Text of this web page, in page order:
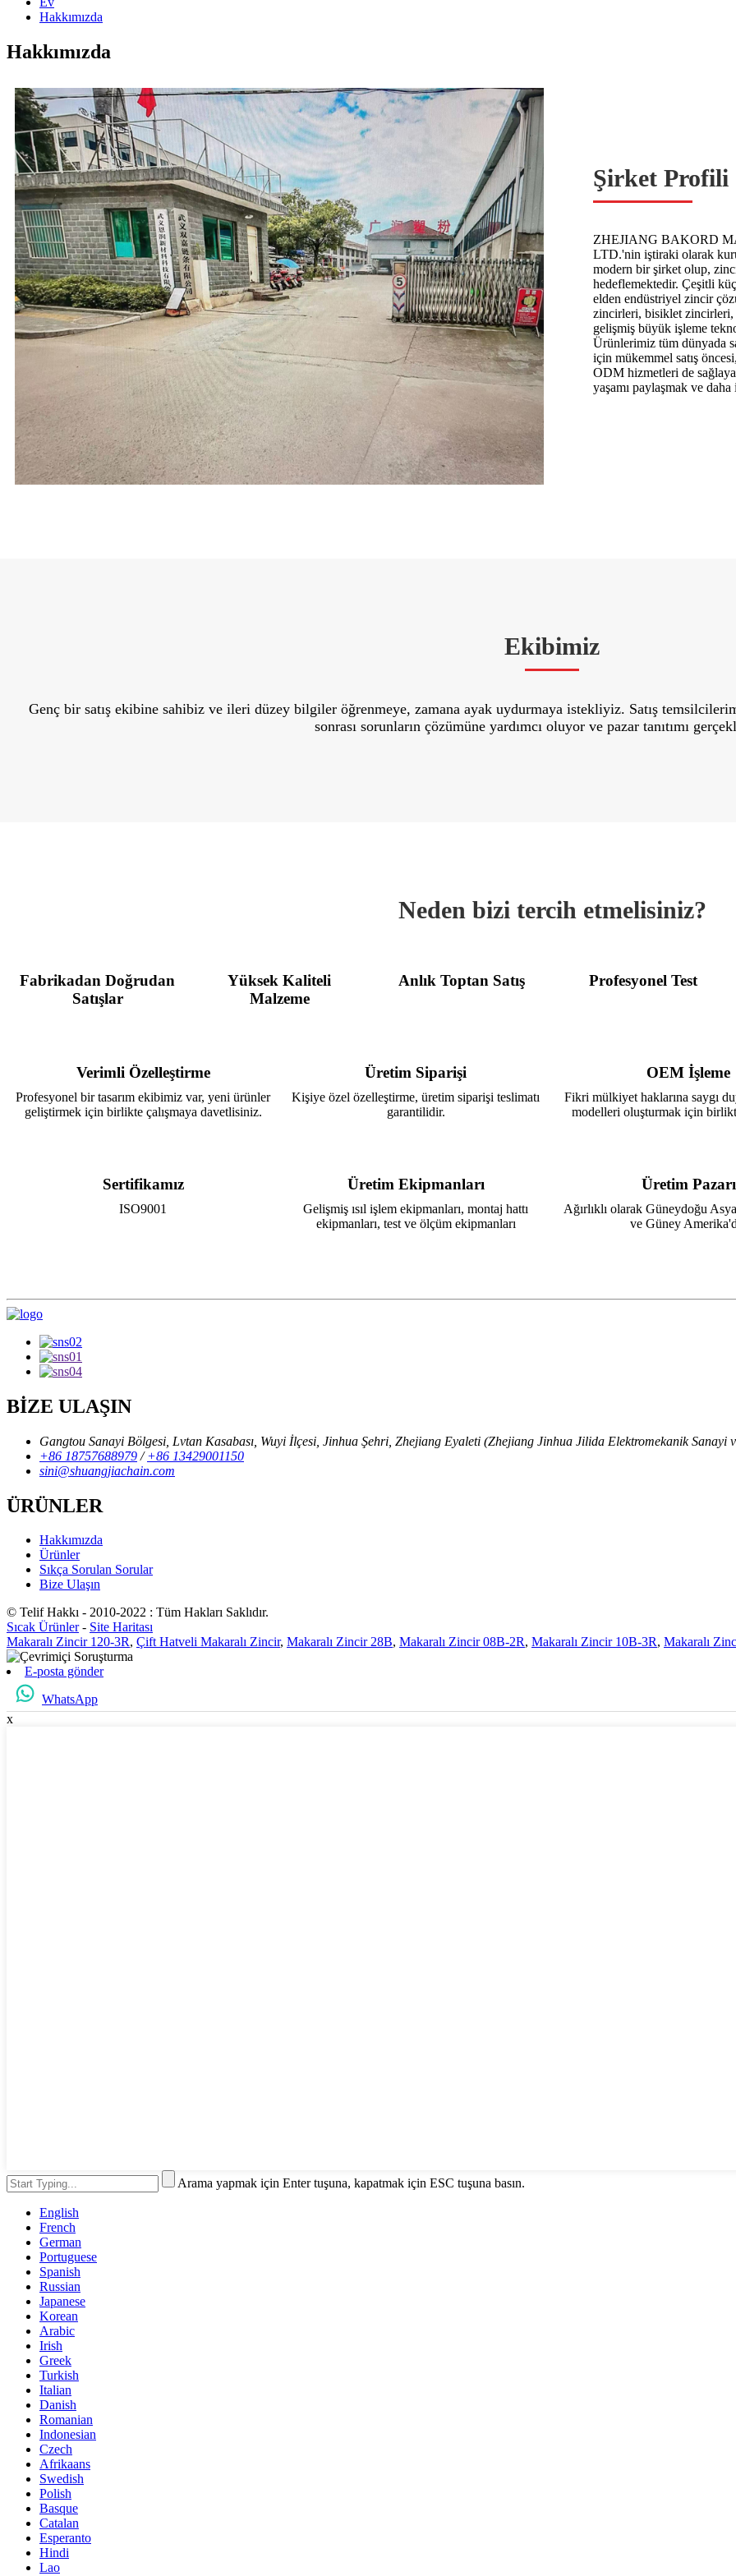
Hakkımızda
Hakkımızda
Şirket Profili
ZHEJIANG BAKORD
LTD.'nin iştiraki olarak
modern bir şirket olup,
hedeflemektedir. Çeşitli
elden endüstriyel zincir
zincirleri, bisiklet zincirleri,
gelişmiş büyük işleme
Ürünlerimiz tüm dünyada
için mükemmel satış
ODM hizmetleri de
yaşamı paylaşmak ve
Ekibimiz
Genç bir satış ekibine sahibiz ve ileri düzey bilgiler öğrenmeye, zamana ayak uydurmaya istekliyiz. Satış
sonrası sorunların çözümüne yardımcı oluyor ve pazar tanıtımı
Neden bizi tercih etmelisiniz?
Fabrikadan Doğrudan
Satışlar
Yüksek Kaliteli
Malzeme
Anlık Toptan Satış Profesyonel Test
Verimli Özelleştirme
Profesyonel bir tasarım ekibimiz var, yeni ürünler
geliştirmek için birlikte çalışmaya davetlisiniz.
Üretim Siparişi
Kişiye özel özelleştirme, üretim siparişi teslimatı
garantilidir.
OEM İşleme
Fikri mülkiyet haklarına saygı
modelleri oluşturmak için
Sertifikamız
ISO9001
Üretim Ekipmanları
Gelişmiş ısıl işlem ekipmanları, montaj hattı
ekipmanları, test ve ölçüm ekipmanları
Üretim Pazarı
Ağırlıklı olarak Güneydoğu
ve Güney
BİZE ULAŞIN
Gangtou Sanayi Bölgesi, Lvtan Kasabası, Wuyi İlçesi, Jinhua Şehri, Zhejiang Eyaleti (Zhejiang Jinhua Jilida Elektromekanik Sanayi
+86 18757688979 /+86 13429001150
sini@shuangjiachain.com
ÜRÜNLER
Hakkımızda
Ürünler
Sıkça Sorulan Sorular
Bize Ulaşın
© Telif Hakkı - 2010-2022 : Tüm Hakları Saklıdır.
Sıcak Ürünler- Site Haritası
Makaralı Zincir 120-3R, Çift Hatveli Makaralı Zincir, Makaralı Zincir 28B, Makaralı Zincir 08B-2R, Makaralı Zincir 10B-3R, Makaralı
E-posta gönder
WhatsApp
x
Arama yapmak için Enter tuşuna, kapatmak için ESC tuşuna basın.
English
French
German
Portuguese
Spanish
Russian
Japanese
Korean
Arabic
Irish
Greek
Turkish
Italian
Danish
Romanian
Indonesian
Czech
Afrikaans
Swedish
Polish
Basque
Catalan
Esperanto
Hindi
Lao